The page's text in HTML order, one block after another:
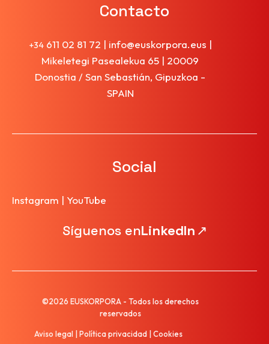
Contacto
+34611 02 81 72 | info@euskorpora.eus |
Mikeletegi Pasealekua 65 | 20009
Donostia / San Sebastián, Gipuzkoa -
SPAIN
Social
Instagram | YouTube
Síguenos enLinkedIn ↗
©2026 EUSKORPORA - Todos los derechos
reservados
Aviso legal| Política privacidad| Cookies